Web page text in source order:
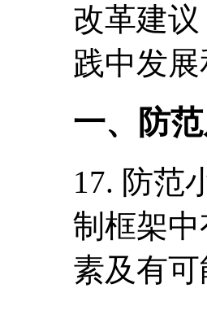
改革建
践中发
一、防
17. 防范
制框架
素及有